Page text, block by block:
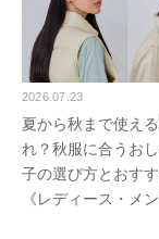
2026.07.23
夏から秋まで使え
れ？秋服に合うお
子の選び方とおす
《レディース・メン